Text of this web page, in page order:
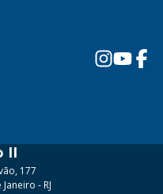
II
177
- RJ